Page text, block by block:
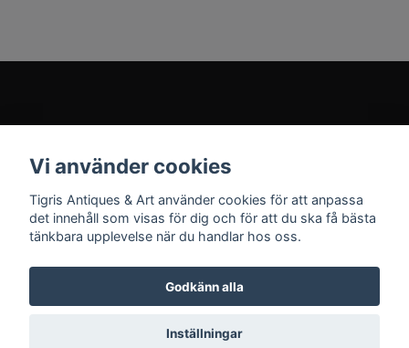
Sociala medier
© 2026 Tigris Antiques & Art
Vi använder cookies
Tigris Antiques & Art använder cookies för att anpassa
det innehåll som visas för dig och för att du ska få bästa
tänkbara upplevelse när du handlar hos oss.
Godkänn alla
Inställningar